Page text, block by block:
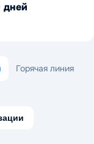
дней
Горячая линия